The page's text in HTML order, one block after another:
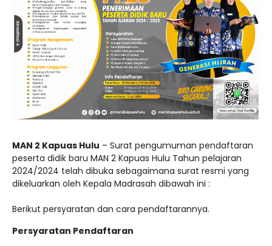
MAN 2 Kapuas Hulu – Surat pengumuman pendaftaran
peserta didik baru MAN 2 Kapuas Hulu Tahun pelajaran
2024/2024 telah dibuka sebagaimana surat resmi yang
dikeluarkan oleh Kepala Madrasah dibawah ini :
Berikut persyaratan dan cara pendaftarannya.
Persyaratan Pendaftaran